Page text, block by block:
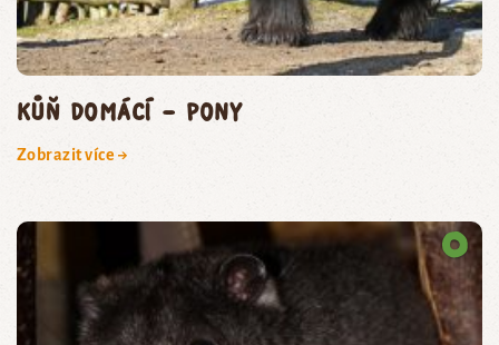
kůň domácí – pony
Zobrazit více →